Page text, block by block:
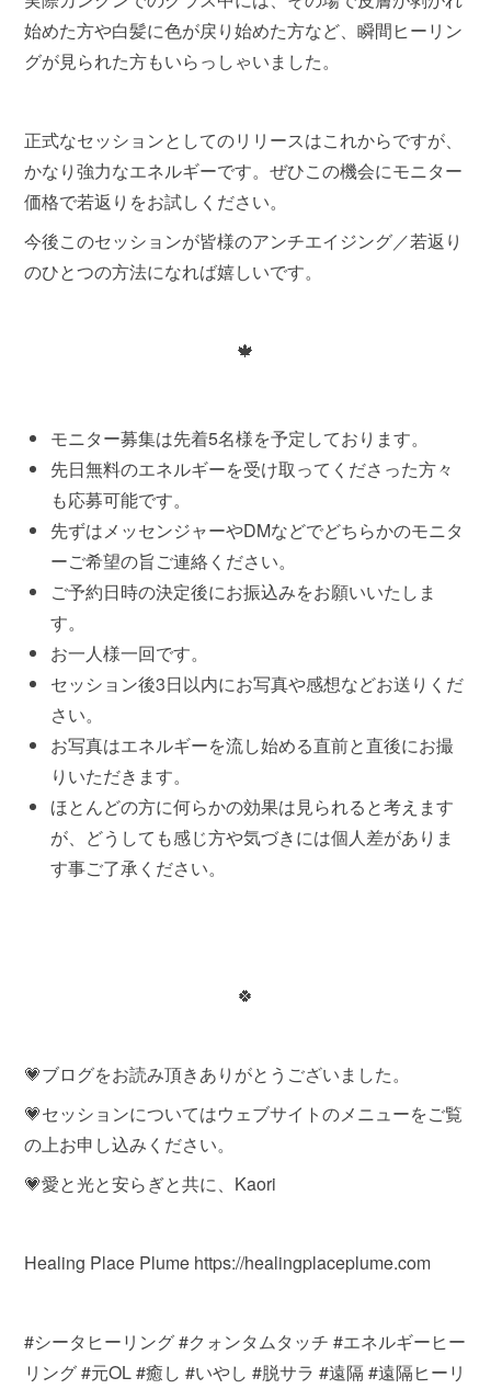
始めた方や白髪に色が戻り始めた方など、瞬間ヒーリン
グが見られた方もいらっしゃいました。
正式なセッションとしてのリリースはこれからですが、
かなり強力なエネルギーです。ぜひこの機会にモニター
価格で若返りをお試しください。
今後このセッションが皆様のアンチエイジング／若返り
のひとつの方法になれば嬉しいです。
🍁
モニター募集は先着5名様を予定しております。
先日無料のエネルギーを受け取ってくださった方々
も応募可能です。
先ずはメッセンジャーやDMなどでどちらかのモニタ
ーご希望の旨ご連絡ください。
ご予約日時の決定後にお振込みをお願いいたしま
す。
お一人様一回です。
セッション後3日以内にお写真や感想などお送りくだ
さい。
お写真はエネルギーを流し始める直前と直後にお撮
りいただきます。
ほとんどの方に何らかの効果は見られると考えます
が、どうしても感じ方や気づきには個人差がありま
す事ご了承ください。
🍀
💗ブログをお読み頂きありがとうございました。
💗セッションについてはウェブサイトのメニューをご覧
の上お申し込みください。
💗愛と光と安らぎと共に、Kaori
Healing Place Plume https://healingplaceplume.com
#シータヒーリング #クォンタムタッチ #エネルギーヒー
リング #元OL #癒し #いやし #脱サラ #遠隔 #遠隔ヒーリ